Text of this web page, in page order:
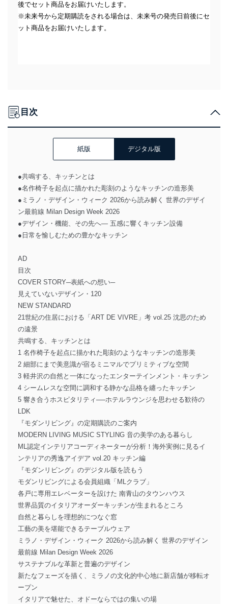
後でセット商品をお届けいたします。
※未来号から定期購読をされる場合は、未来号の発売日前後にセ
ット商品をお届けいたします。
目次
紙版 デジタル版
●共鳴する、キッチンとは
●名作椅子を起点に描かれた彫刻のようなキッチンの造形美
●ミラノ・デザイン・ウィーク 2026から読み解く 世界のデザイ
ン最前線 Milan Design Week 2026
●デザイン・機能、その先へ― 五感に響くキッチン設備
●日常を愉しむための豊かなキッチン
AD
目次
COVER STORY─表紙への想い─
見えていないデザイン・120
NEW STANDARD
21世紀の住居における「ART DE VIVRE」考 vol.25 沈思のため
の遠景
共鳴する、キッチンとは
1 名作椅子を起点に描かれた彫刻のようなキッチンの造形美
2 細部にまで美意識が宿るミニマルでプリミティブな空間
3 軽井沢の自然と一体になったエンターテインメント・キッチン
4 シームレスな空間に調和する静かな品格を纏ったキッチン
5 響き合うホスピタリティ──ホテルラウンジを思わせる歓待の
LDK
『モダンリビング』の定期購読のご案内
MODERN LIVING MUSIC STYLING 音の美学のある暮らし
ML認定インテリアコーディネーターが分析！海外実例に見るイ
ンテリアの秀逸アイデア vol.20 キッチン編
『モダンリビング』のデジタル版を読もう
モダンリビングによる会員組織「MLクラブ」
各戸に専用エレベーターを設けた 南青山のタウンハウス
世界品質のイタリアオーダーキッチンが生まれるところ
自然と暮らしを理想的につなぐ窓
工藝の美を堪能できるテーブルウェア
ミラノ・デザイン・ウィーク 2026から読み解く 世界のデザイン
最前線 Milan Design Week 2026
サステナブルな革新と普遍のデザイン
新たなフェーズを描く、ミラノの文化的中心地に新店舗が移転オ
ープン
イタリアで魅せた、オドーならではの集いの場